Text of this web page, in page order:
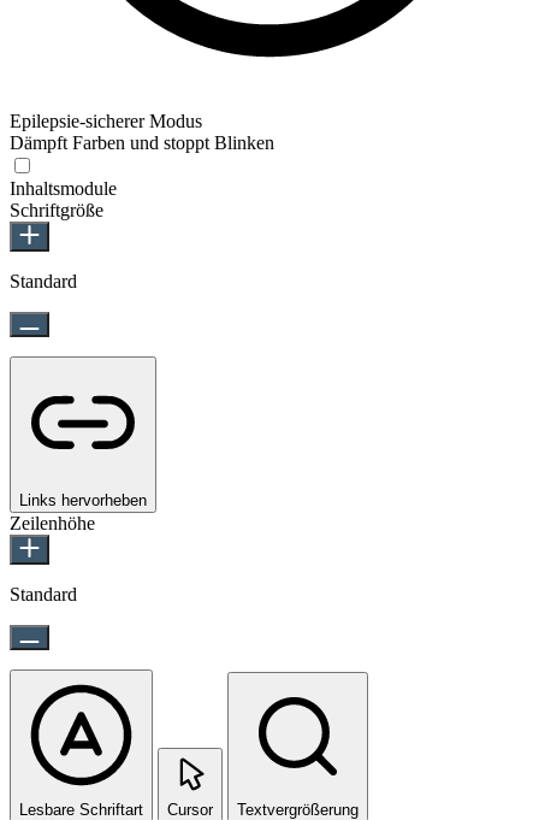
Epilepsie-sicherer Modus
Dämpft Farben und stoppt Blinken
Inhaltsmodule
Schriftgröße
Standard
Links hervorheben
Zeilenhöhe
Standard
Lesbare Schriftart Cursor Textvergrößerung